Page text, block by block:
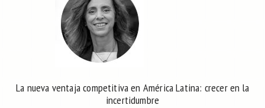
La nueva ventaja competitiva en América Latina: crecer en la
incertidumbre